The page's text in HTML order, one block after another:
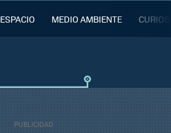
ESPACIO MEDIO AMBIENTE